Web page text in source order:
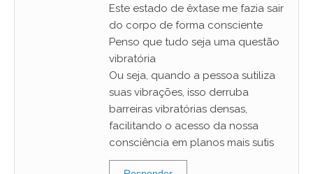
Este estado de êxtase me fazia sair
do corpo de forma consciente
Penso que tudo seja uma questão
vibratória
Ou seja, quando a pessoa sutiliza
suas vibrações, isso derruba
barreiras vibratórias densas,
facilitando o acesso da nossa
consciência em planos mais sutis